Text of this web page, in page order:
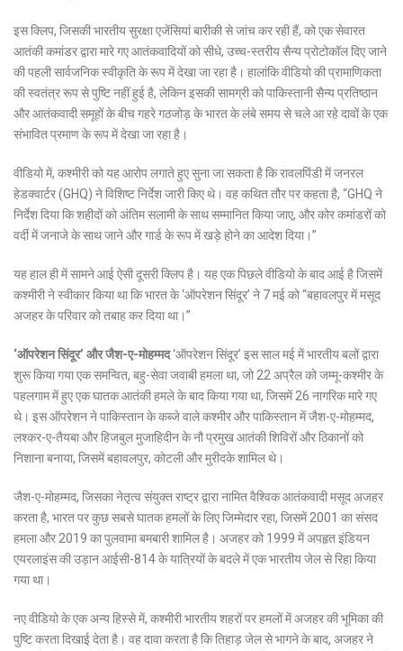
इस क्लिप, जिसकी भारतीय सुरक्षा एजेंसियां ​​बारीकी से जांच कर रही हैं, को एक सेवारत
आतंकी कमांडर द्वारा मारे गए आतंकवादियों को सीधे, उच्च-स्तरीय सैन्य प्रोटोकॉल दिए जाने
की पहली सार्वजनिक स्वीकृति के रूप में देखा जा रहा है। हालांकि वीडियो की प्रामाणिकता
की स्वतंत्र रूप से पुष्टि नहीं हुई है, लेकिन इसकी सामग्री को पाकिस्तानी सैन्य प्रतिष्ठान
और आतंकवादी समूहों के बीच गहरे गठजोड़ के भारत के लंबे समय से चले आ रहे दावों के एक
संभावित प्रमाण के रूप में देखा जा रहा है।
वीडियो में, कश्मीरी को यह आरोप लगाते हुए सुना जा सकता है कि रावलपिंडी में जनरल
हेडक्वार्टर (GHQ) ने विशिष्ट निर्देश जारी किए थे। वह कथित तौर पर कहता है, “GHQ ने
निर्देश दिया कि शहीदों को अंतिम सलामी के साथ सम्मानित किया जाए, और कोर कमांडरों को
वर्दी में जनाजे के साथ जाने और गार्ड के रूप में खड़े होने का आदेश दिया।”
यह हाल ही में सामने आई ऐसी दूसरी क्लिप है। यह एक पिछले वीडियो के बाद आई है जिसमें
कश्मीरी ने स्वीकार किया था कि भारत के ‘ऑपरेशन सिंदूर’ ने 7 मई को “बहावलपुर में मसूद
अजहर के परिवार को तबाह कर दिया था।”
‘ऑपरेशन सिंदूर’ और जैश-ए-मोहम्मद‘ऑपरेशन सिंदूर’ इस साल मई में भारतीय बलों द्वारा
शुरू किया गया एक समन्वित, बहु-सेवा जवाबी हमला था, जो 22 अप्रैल को जम्मू-कश्मीर के
पहलगाम में हुए एक घातक आतंकी हमले के बाद किया गया था, जिसमें 26 नागरिक मारे गए
थे। इस ऑपरेशन ने पाकिस्तान के कब्जे वाले कश्मीर और पाकिस्तान में जैश-ए-मोहम्मद,
लश्कर-ए-तैयबा और हिजबुल मुजाहिदीन के नौ प्रमुख आतंकी शिविरों और ठिकानों को
निशाना बनाया, जिसमें बहावलपुर, कोटली और मुरीदके शामिल थे।
जैश-ए-मोहम्मद, जिसका नेतृत्व संयुक्त राष्ट्र द्वारा नामित वैश्विक आतंकवादी मसूद अजहर
करता है, भारत पर कुछ सबसे घातक हमलों के लिए जिम्मेदार रहा, जिसमें 2001 का संसद
हमला और 2019 का पुलवामा बमबारी शामिल है। अजहर को 1999 में अपहृत इंडियन
एयरलाइंस की उड़ान आईसी-814 के यात्रियों के बदले में एक भारतीय जेल से रिहा किया
गया था।
नए वीडियो के एक अन्य हिस्से में, कश्मीरी भारतीय शहरों पर हमलों में अजहर की भूमिका की
पुष्टि करता दिखाई देता है। वह दावा करता है कि तिहाड़ जेल से भागने के बाद, अजहर ने